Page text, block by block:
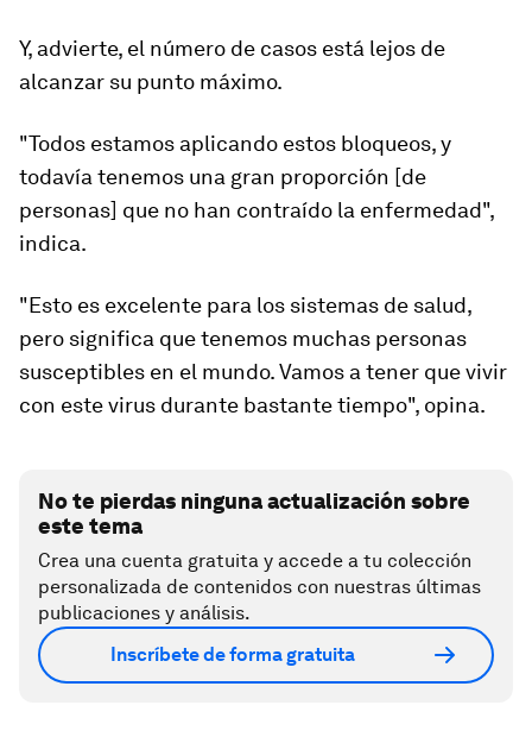
Y, advierte, el número de casos está lejos de
alcanzar su punto máximo.
"Todos estamos aplicando estos bloqueos, y
todavía tenemos una gran proporción [de
personas] que no han contraído la enfermedad",
indica.
"Esto es excelente para los sistemas de salud,
pero significa que tenemos muchas personas
susceptibles en el mundo.Vamos a tener que vivir
con este virus durante bastante tiempo", opina.
No te pierdas ninguna actualización sobre
este tema
Crea una cuenta gratuita y accede a tu colección
personalizada de contenidos con nuestras últimas
publicaciones y análisis.
Inscríbete de forma gratuita